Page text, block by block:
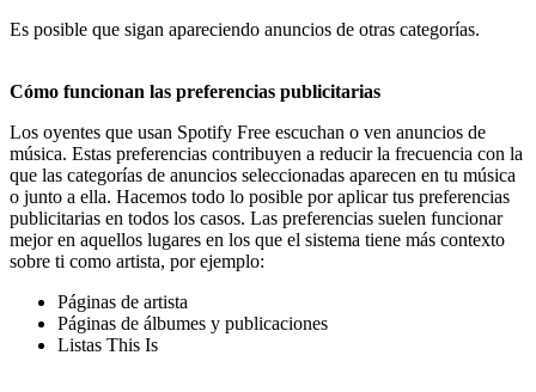
Es posible que sigan apareciendo anuncios de otras categorías.
Cómo funcionan las preferencias publicitarias
Los oyentes que usan Spotify Free escuchan o ven anuncios de
música. Estas preferencias contribuyen a reducir la frecuencia con la
que las categorías de anuncios seleccionadas aparecen en tu música
o junto a ella. Hacemos todo lo posible por aplicar tus preferencias
publicitarias en todos los casos. Las preferencias suelen funcionar
mejor en aquellos lugares en los que el sistema tiene más contexto
sobre ti como artista, por ejemplo:
Páginas de artista
Páginas de álbumes y publicaciones
Listas This Is